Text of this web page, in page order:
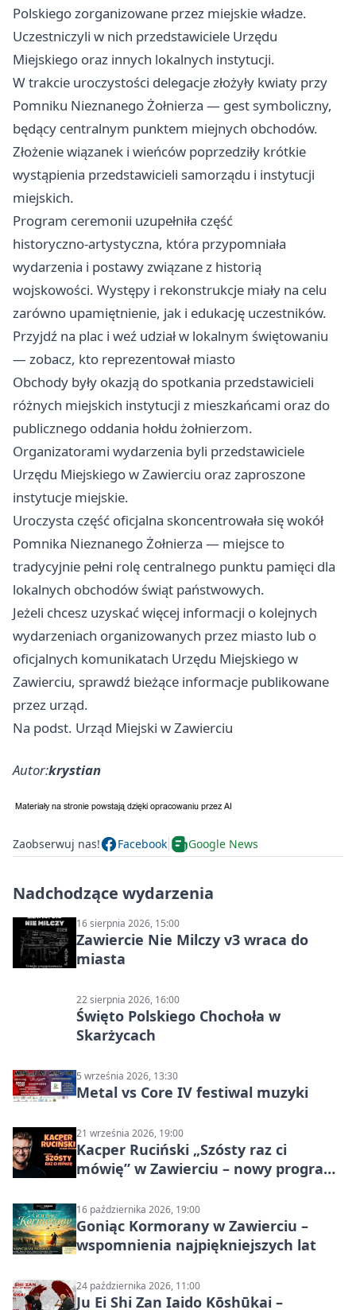
Polskiego zorganizowane przez miejskie władze.
Uczestniczyli w nich przedstawiciele Urzędu
Miejskiego oraz innych lokalnych instytucji.
W trakcie uroczystości delegacje złożyły kwiaty przy
Pomniku Nieznanego Żołnierza — gest symboliczny,
będący centralnym punktem miejnych obchodów.
Złożenie wiązanek i wieńców poprzedziły krótkie
wystąpienia przedstawicieli samorządu i instytucji
miejskich.
Program ceremonii uzupełniła część
historyczno‑artystyczna, która przypomniała
wydarzenia i postawy związane z historią
wojskowości. Występy i rekonstrukcje miały na celu
zarówno upamiętnienie, jak i edukację uczestników.
Przyjdź na plac i weź udział w lokalnym świętowaniu
— zobacz, kto reprezentował miasto
Obchody były okazją do spotkania przedstawicieli
różnych miejskich instytucji z mieszkańcami oraz do
publicznego oddania hołdu żołnierzom.
Organizatorami wydarzenia byli przedstawiciele
Urzędu Miejskiego w Zawierciu oraz zaproszone
instytucje miejskie.
Uroczysta część oficjalna skoncentrowała się wokół
Pomnika Nieznanego Żołnierza — miejsce to
tradycyjnie pełni rolę centralnego punktu pamięci dla
lokalnych obchodów świąt państwowych.
Jeżeli chcesz uzyskać więcej informacji o kolejnych
wydarzeniach organizowanych przez miasto lub o
oficjalnych komunikatach Urzędu Miejskiego w
Zawierciu, sprawdź bieżące informacje publikowane
przez urząd.
Na podst. Urząd Miejski w Zawierciu
Autor:krystian
Zaobserwuj nas! Facebook Google News
Nadchodzące wydarzenia
16 sierpnia 2026, 15:00
Zawiercie Nie Milczy v3 wraca do
miasta
22 sierpnia 2026, 16:00
Święto Polskiego Chochoła w
Skarżycach
5 września 2026, 13:30
Metal vs Core IV festiwal muzyki
21 września 2026, 19:00
Kacper Ruciński „Szósty raz ci
mówię” w Zawierciu – nowy program
16 października 2026, 19:00
Goniąc Kormorany w Zawierciu –
wspomnienia najpiękniejszych lat
24 października 2026, 11:00
Ju Ei Shi Zan Iaido Kōshūkai –